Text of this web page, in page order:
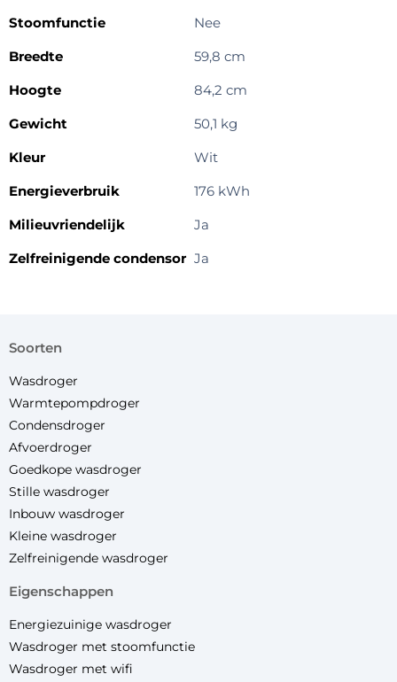
Stoomfunctie
Nee
Breedte
59,8 cm
Hoogte
84,2 cm
Gewicht
50,1 kg
Kleur
Wit
Energieverbruik
176 kWh
Milieuvriendelijk
Ja
Zelfreinigende condensor Ja
soorten
Wasdroger
Warmtepompdroger
Condensdroger
Afvoerdroger
Goedkope wasdroger
Stille wasdroger
Inbouw wasdroger
Kleine wasdroger
Zelfreinigende wasdroger
eigenschappen
Energiezuinige wasdroger
Wasdroger met stoomfunctie
Wasdroger met wifi